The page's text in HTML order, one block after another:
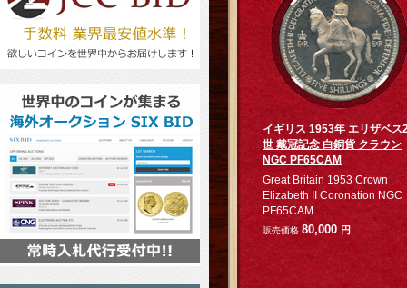
イギリス 1953年 エリザベス
世 戴冠記念 白銅貨 クラウン
NGC PF65CAM
Great Britain 1953 Crown
Elizabeth II Coronation NGC
PF65CAM
販売価格 80,000 円